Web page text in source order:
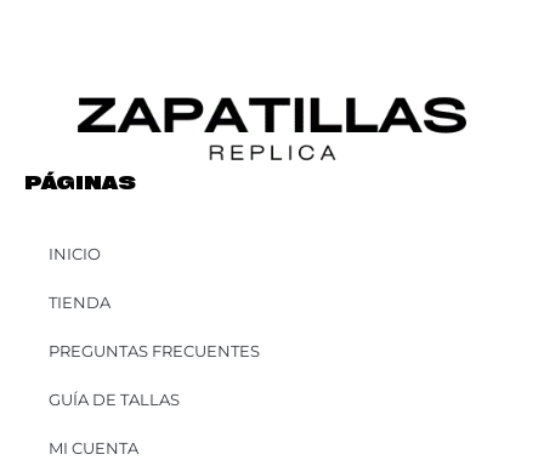
PÁGINAS
INICIO
TIENDA
PREGUNTAS FRECUENTES
GUÍA DE TALLAS
MI CUENTA